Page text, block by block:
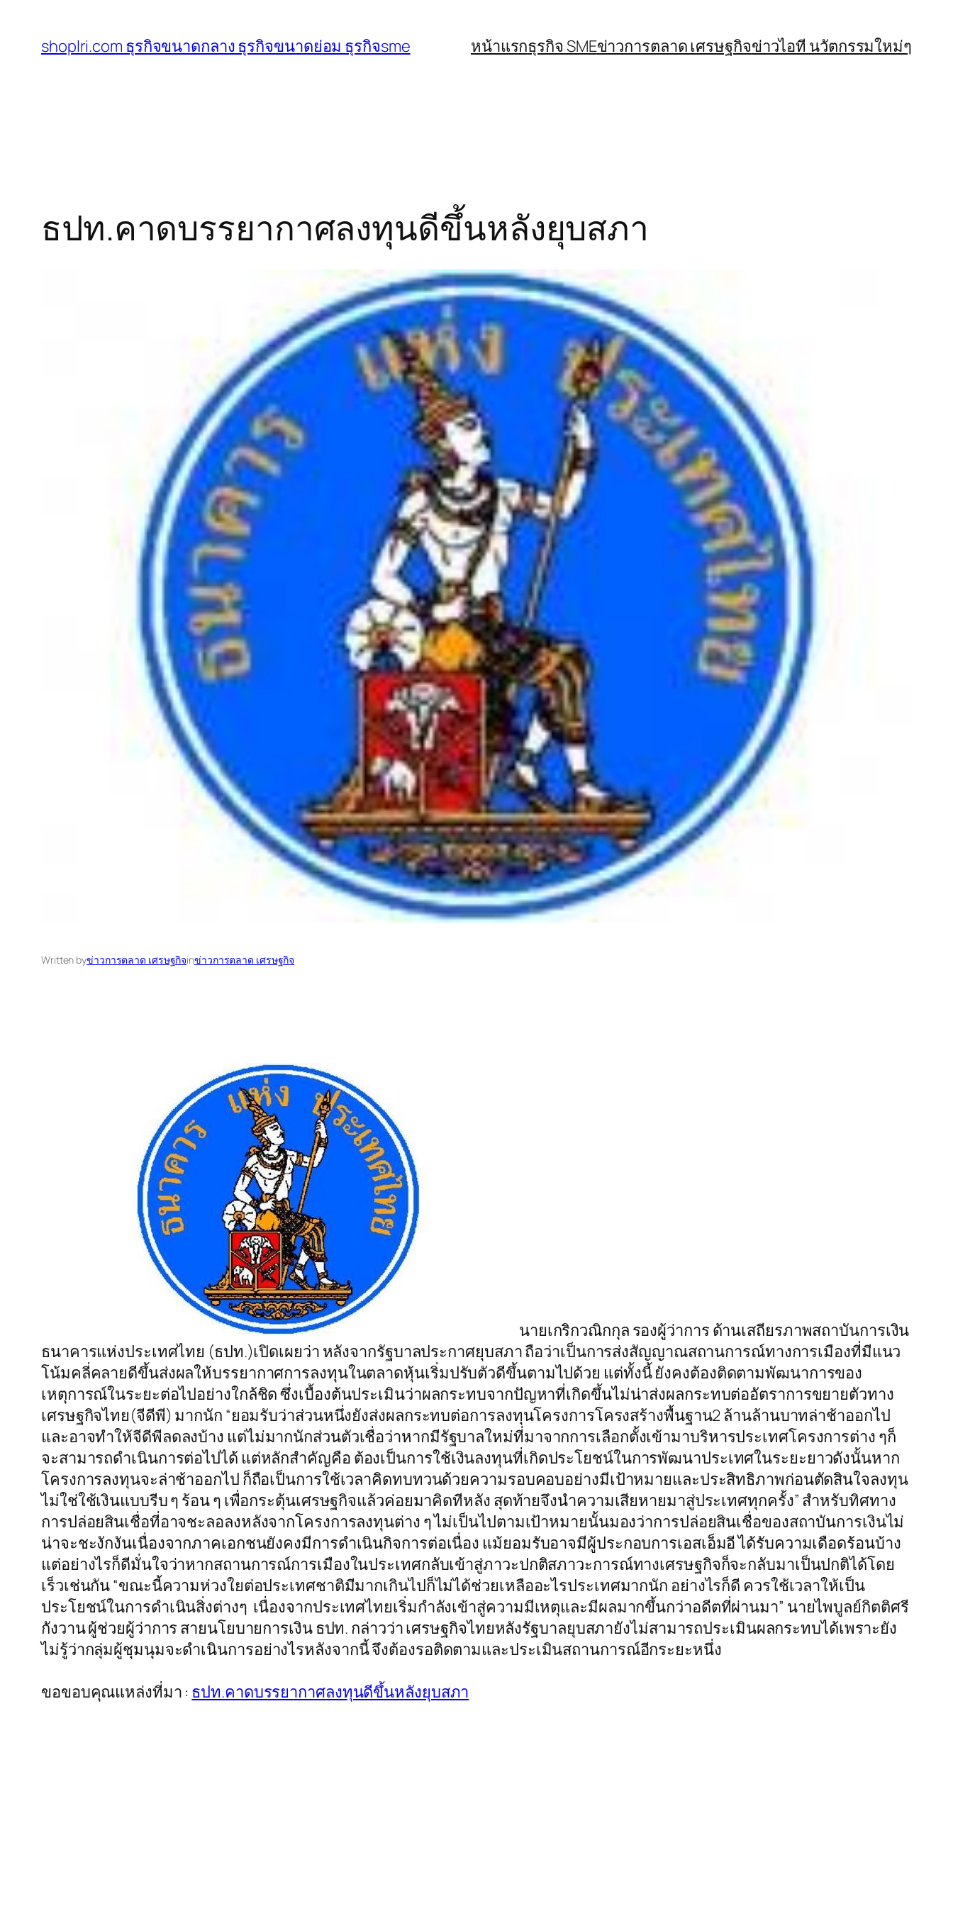
shoplri.com ธุรกิจขนาดกลาง ธุรกิจขนาดย่อม ธุรกิจsme หน้าแรกธุรกิจ SMEข่าวการตลาด เศรษฐกิจข่าวไอที นวัตกรรมใหม่ๆ
ธปท.คาดบรรยากาศลงทุนดีขึ้นหลังยุบสภา
Written byข่าวการตลาด เศรษฐกิจinข่าวการตลาด เศรษฐกิจ
นายเกริกวณิกกุล รองผู้ว่าการ ด้านเสถียรภาพสถาบันการเงิน
ธนาคารแห่งประเทศไทย (ธปท.)เปิดเผยว่า หลังจากรัฐบาลประกาศยุบสภา ถือว่าเป็นการส่งสัญญาณสถานการณ์ทางการเมืองที่มีแนว
โน้มคลี่คลายดีขึ้นส่งผลให้บรรยากาศการลงทุนในตลาดหุ้นเริ่มปรับตัวดีขึ้นตามไปด้วย แต่ทั้งนี้ ยังคงต้องติดตามพัฒนาการของ
เหตุการณ์ในระยะต่อไปอย่างใกล้ชิด ซึ่งเบื้องต้นประเมินว่าผลกระทบจากปัญหาที่เกิดขึ้นไม่น่าส่งผลกระทบต่ออัตราการขยายตัวทาง
เศรษฐกิจไทย(จีดีพี) มากนัก “ยอมรับว่าส่วนหนึ่งยังส่งผลกระทบต่อการลงทุนโครงการโครงสร้างพื้นฐาน2 ล้านล้านบาทล่าช้าออกไป
และอาจทำให้จีดีพีลดลงบ้าง แต่ไม่มากนักส่วนตัวเชื่อว่าหากมีรัฐบาลใหม่ที่มาจากการเลือกตั้งเข้ามาบริหารประเทศโครงการต่าง ๆก็
จะสามารถดำเนินการต่อไปได้ แต่หลักสำคัญคือ ต้องเป็นการใช้เงินลงทุนที่เกิดประโยชน์ในการพัฒนาประเทศในระยะยาวดังนั้นหาก
โครงการลงทุนจะล่าช้าออกไป ก็ถือเป็นการใช้เวลาคิดทบทวนด้วยความรอบคอบอย่างมีเป้าหมายและประสิทธิภาพก่อนตัดสินใจลงทุน
ไม่ใช่ใช้เงินแบบรีบ ๆ ร้อน ๆ เพื่อกระตุ้นเศรษฐกิจแล้วค่อยมาคิดทีหลัง สุดท้ายจึงนำความเสียหายมาสู่ประเทศทุกครั้ง” สำหรับทิศทาง
การปล่อยสินเชื่อที่อาจชะลอลงหลังจากโครงการลงทุนต่าง ๆ ไม่เป็นไปตามเป้าหมายนั้นมองว่าการปล่อยสินเชื่อของสถาบันการเงินไม่
น่าจะชะงักงันเนื่องจากภาคเอกชนยังคงมีการดำเนินกิจการต่อเนื่อง แม้ยอมรับอาจมีผู้ประกอบการเอสเอ็มอี ได้รับความเดือดร้อนบ้าง
แต่อย่างไรก็ดีมั่นใจว่าหากสถานการณ์การเมืองในประเทศกลับเข้าสู่ภาวะปกติสภาวะการณ์ทางเศรษฐกิจก็จะกลับมาเป็นปกติได้โดย
เร็วเช่นกัน “ขณะนี้ความห่วงใยต่อประเทศชาติมีมากเกินไปก็ไม่ได้ช่วยเหลืออะไรประเทศมากนัก อย่างไรก็ดี ควรใช้เวลาให้เป็น
ประโยชน์ในการดำเนินสิ่งต่างๆ เนื่องจากประเทศไทยเริ่มกำลังเข้าสู่ความมีเหตุและมีผลมากขึ้นกว่าอดีตที่ผ่านมา” นายไพบูลย์กิตติศรี
กังวาน ผู้ช่วยผู้ว่าการ สายนโยบายการเงิน ธปท. กล่าวว่า เศรษฐกิจไทยหลังรัฐบาลยุบสภายังไม่สามารถประเมินผลกระทบได้เพราะยัง
ไม่รู้ว่ากลุ่มผู้ชุมนุมจะดำเนินการอย่างไรหลังจากนี้ จึงต้องรอติดตามและประเมินสถานการณ์อีกระยะหนึ่ง
ขอขอบคุณแหล่งที่มา : ธปท.คาดบรรยากาศลงทุนดีขึ้นหลังยุบสภา